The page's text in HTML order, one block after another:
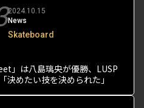
2024.10.15
News
Skateboard
」は八島璃央が優勝、LUSP
決めたい技を決められた」